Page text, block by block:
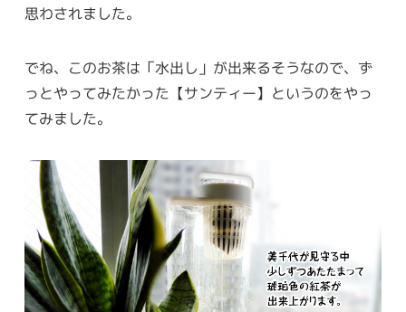
思わされました。
でね、このお茶は「水出し」が出来るそうなので、ず
っとやってみたかった【サンティー】というのをやっ
てみました。